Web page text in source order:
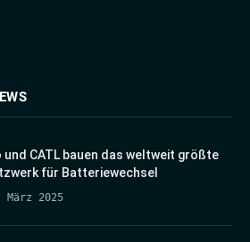
und CATL bauen das weltweit größte
für Batteriewechsel
März 2025